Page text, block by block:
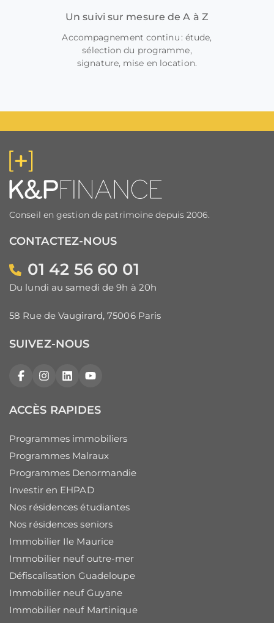
Un suivi sur mesure de A à Z
Accompagnement continu : étude,
sélection du programme,
signature, mise en location.
Conseil en gestion de patrimoine depuis 2006.
CONTACTEZ-NOUS
01 42 56 60 01
Du lundi au samedi de 9h à 20h
58 Rue de Vaugirard, 75006 Paris
SUIVEZ-NOUS
FacebookInstagram
LinkedInYouTube
ACCÈS RAPIDES
Programmes immobiliers
Programmes Malraux
Programmes Denormandie
Investir en EHPAD
Nos résidences étudiantes
Nos résidences seniors
Immobilier Ile Maurice
Immobilier neuf outre-mer
Défiscalisation Guadeloupe
Immobilier neuf Guyane
Immobilier neuf Martinique